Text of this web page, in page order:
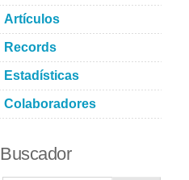
Artículos
Records
Estadísticas
Colaboradores
Buscador